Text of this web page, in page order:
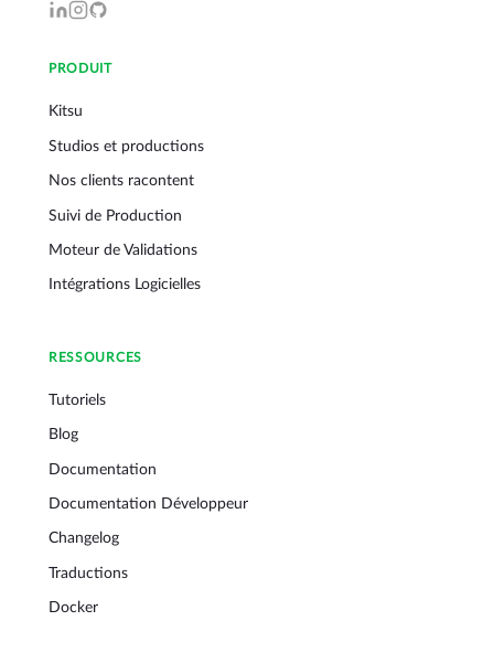
PRODUIT
Kitsu
Studios et productions
Nos clients racontent
Suivi de Production
Moteur de Validations
Intégrations Logicielles
RESSOURCES
Tutoriels
Blog
Documentation
Documentation Développeur
Changelog
Traductions
Docker